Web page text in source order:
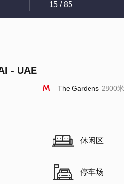
15 / 85
- UAE
The Gardens 2800米
休闲区
停车场